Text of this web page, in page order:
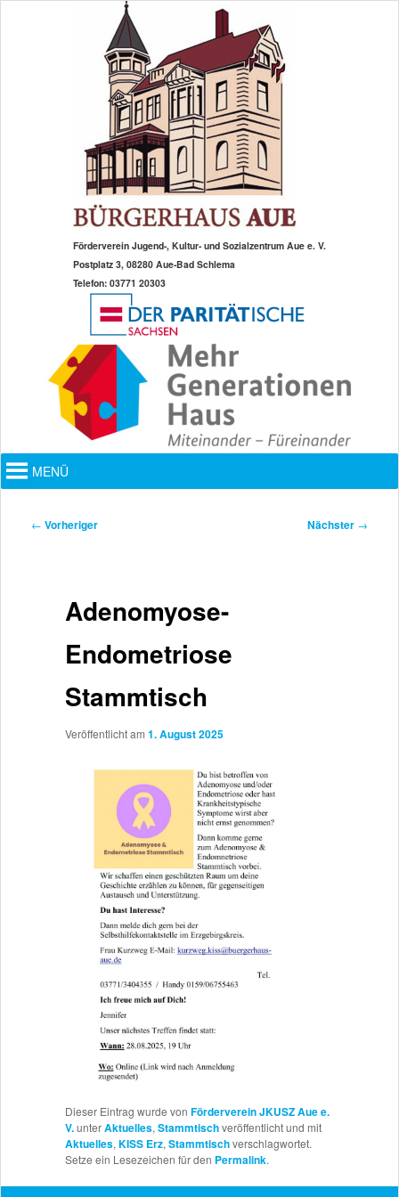
Förderverein Jugend-, Kultur- und Sozialzentrum Aue e. V.
Postplatz 3, 08280 Aue-Bad Schlema
Telefon: 03771 20303
Hauptmenü
MENÜ
Beitragsnavigation
← Vorheriger Nächster →
Adenomyose-
Endometriose
Stammtisch
Veröffentlicht am 1. August 2025
Dieser Eintrag wurde von Förderverein JKUSZ Aue e.
V.unterAktuelles, Stammtischveröffentlicht und mit
Aktuelles, KISS Erz, Stammtischverschlagwortet.
Setze ein Lesezeichen für den Permalink.